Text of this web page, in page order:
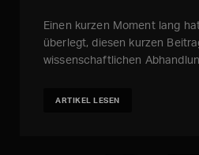
Einen kurzen Moment lang
überlegt, diesen kurzen
wissenschaftlichen
ARTIKEL LESEN